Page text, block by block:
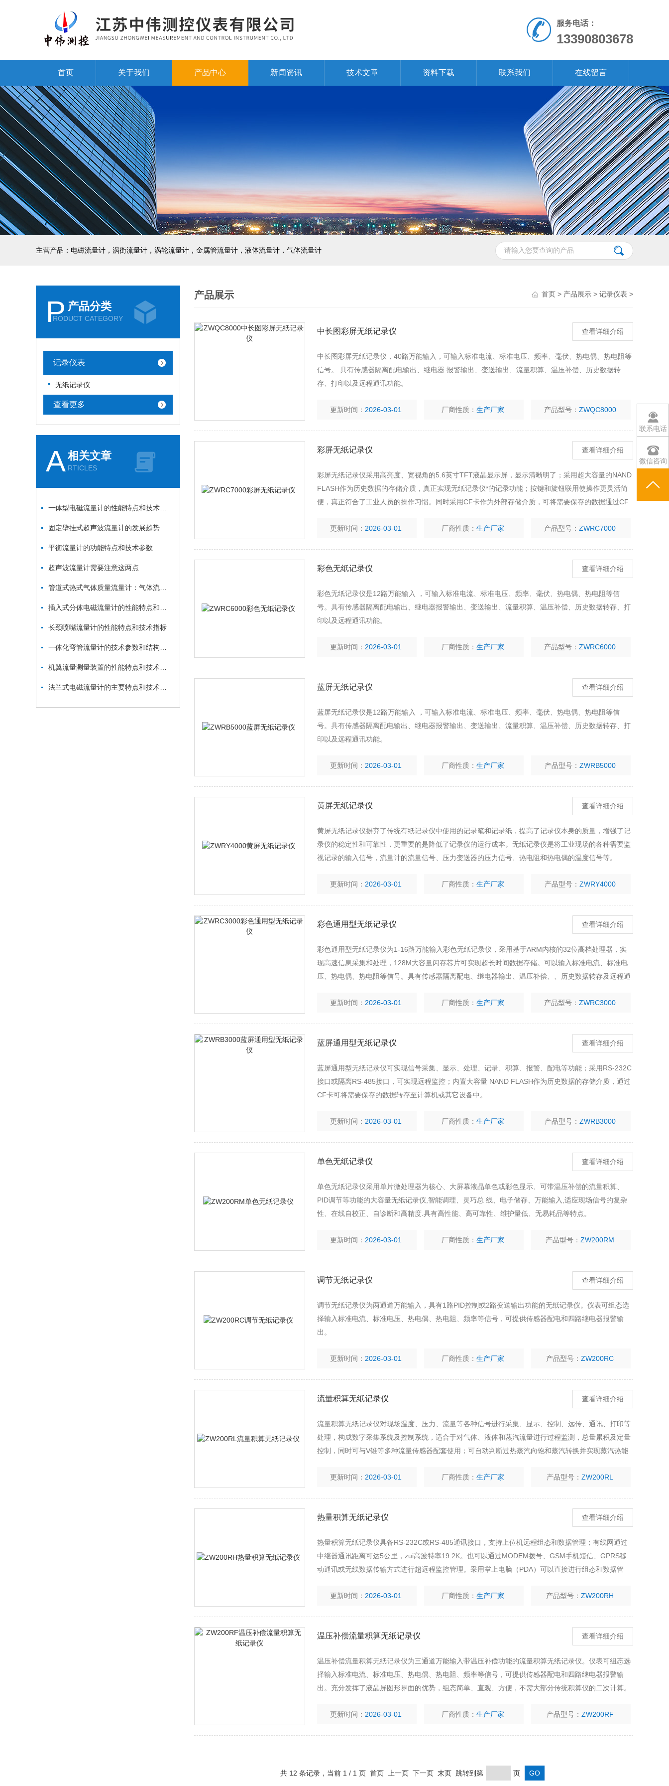
服务电话：
13390803678
首页 关于我们 产品中心 新闻资讯 技术文章 资料下载 联系我们 在线留言
主营产品：电磁流量计，涡街流量计，涡轮流量计，金属管流量计，液体流量计，气体流量计
P 产品分类
RODUCT CATEGORY
记录仪表
无纸记录仪
查看更多
A相关文章
RTICLES
固定壁挂式超声波流量计的发展趋势
平衡流量计的功能特点和技术参数
超声波流量计需要注意这两点
长颈喷嘴流量计的性能特点和技术指标
产品展示 首页 > 产品展示 > 记录仪表 >
中长图彩屏无纸记录仪 查看详细介绍
中长图彩屏无纸记录仪，40路万能输入，可输入标准电流、标准电压、频率、毫伏、热电偶、热电阻等
信号。 具有传感器隔离配电输出、继电器 报警输出、变送输出、流量积算、温压补偿、历史数据转
存、打印以及远程通讯功能。
更新时间： 2026-03-01 厂商性质：生产厂家 产品型号： ZWQC8000
彩屏无纸记录仪 查看详细介绍
彩屏无纸记录仪采用高亮度、宽视角的5.6英寸TFT液晶显示屏，显示清晰明了；采用超大容量的NAND
FLASH作为历史数据的存储介质，真正实现无纸记录仪*的记录功能；按键和旋钮联用使操作更灵活简
便，真正符合了工业人员的操作习惯。同时采用CF卡作为外部存储介质，可将需要保存的数据通过CF
更新时间： 2026-03-01 厂商性质：生产厂家 产品型号：ZWRC7000
彩色无纸记录仪 查看详细介绍
彩色无纸记录仪是12路万能输入 ，可输入标准电流、标准电压、频率、毫伏、热电偶、热电阻等信
号。具有传感器隔离配电输出、继电器报警输出、变送输出、流量积算、温压补偿、历史数据转存、打
印以及远程通讯功能。
更新时间： 2026-03-01 厂商性质：生产厂家 产品型号：ZWRC6000
蓝屏无纸记录仪 查看详细介绍
蓝屏无纸记录仪是12路万能输入 ，可输入标准电流、标准电压、频率、毫伏、热电偶、热电阻等信
号。具有传感器隔离配电输出、继电器报警输出、变送输出、流量积算、温压补偿、历史数据转存、打
印以及远程通讯功能。
更新时间： 2026-03-01 厂商性质：生产厂家 产品型号： ZWRB5000
黄屏无纸记录仪 查看详细介绍
黄屏无纸记录仪摒弃了传统有纸记录仪中使用的记录笔和记录纸，提高了记录仪本身的质量，增强了记
录仪的稳定性和可靠性，更重要的是降低了记录仪的运行成本。无纸记录仪是将工业现场的各种需要监
视记录的输入信号，流量计的流量信号、压力变送器的压力信号、热电阻和热电偶的温度信号等。
更新时间： 2026-03-01 厂商性质：生产厂家 产品型号： ZWRY4000
彩色通用型无纸记录仪 查看详细介绍
彩色通用型无纸记录仪为1-16路万能输入彩色无纸记录仪，采用基于ARM内核的32位高档处理器，实
现高速信息采集和处理，128M大容量闪存芯片可实现超长时间数据存储。可以输入标准电流、标准电
压、热电偶、热电阻等信号。具有传感器隔离配电、继电器输出、温压补偿、、历史数据转存及远程通
更新时间： 2026-03-01 厂商性质：生产厂家 产品型号：ZWRC3000
蓝屏通用型无纸记录仪 查看详细介绍
蓝屏通用型无纸记录仪可实现信号采集、显示、处理、记录、积算、报警、配电等功能；采用RS-232C
接口或隔离RS-485接口，可实现远程监控；内置大容量 NAND FLASH作为历史数据的存储介质，通过
CF卡可将需要保存的数据转存至计算机或其它设备中。
更新时间： 2026-03-01 厂商性质：生产厂家 产品型号： ZWRB3000
单色无纸记录仪 查看详细介绍
单色无纸记录仪采用单片微处理器为核心、大屏幕液晶单色或彩色显示、可带温压补偿的流量积算、
PID调节等功能的大容量无纸记录仪,智能调理、灵巧总 线、电子储存、万能输入,适应现场信号的复杂
性、在线自校正、自诊断和高精度.具有高性能、高可靠性、维护量低、无易耗品等特点。
更新时间： 2026-03-01 厂商性质：生产厂家 产品型号：ZW200RM
调节无纸记录仪 查看详细介绍
调节无纸记录仪为两通道万能输入，具有1路PID控制或2路变送输出功能的无纸记录仪。仪表可组态选
择输入标准电流、标准电压、热电偶、热电阻、频率等信号，可提供传感器配电和四路继电器报警输
出。
更新时间： 2026-03-01 厂商性质：生产厂家 产品型号：ZW200RC
流量积算无纸记录仪 查看详细介绍
流量积算无纸记录仪对现场温度、压力、流量等各种信号进行采集、显示、控制、远传、通讯、打印等
处理，构成数字采集系统及控制系统，适合于对气体、液体和蒸汽流量进行过程监测，总量累积及定量
控制，同时可与V锥等多种流量传感器配套使用；可自动判断过热蒸汽向饱和蒸汽转换并实现蒸汽热能
更新时间： 2026-03-01 厂商性质：生产厂家 产品型号：ZW200RL
热量积算无纸记录仪 查看详细介绍
热量积算无纸记录仪具备RS-232C或RS-485通讯接口，支持上位机远程组态和数据管理；有线网通过
中继器通讯距离可达5公里，zui高波特率19.2K。也可以通过MODEM拨号、GSM手机短信、GPRS移
动通讯或无线数据传输方式进行超远程监控管理。采用掌上电脑（PDA）可以直接进行组态和数据管
更新时间： 2026-03-01 厂商性质：生产厂家 产品型号：ZW200RH
温压补偿流量积算无纸记录仪 查看详细介绍
温压补偿流量积算无纸记录仪为三通道万能输入带温压补偿功能的流量积算无纸记录仪。仪表可组态选
择输入标准电流、标准电压、热电偶、热电阻、频率等信号，可提供传感器配电和四路继电器报警输
出。充分发挥了液晶屏图形界面的优势，组态简单、直观、方便，不需大部分传统积算仪的二次计算。
供需双方贸易结算纠分的新功能。
更新时间： 2026-03-01 厂商性质：生产厂家 产品型号： ZW200RF
共 12 条记录，当前 1 / 1 页 首页 上一页 下一页 末页 跳转到第 页
联系电话
微信咨询